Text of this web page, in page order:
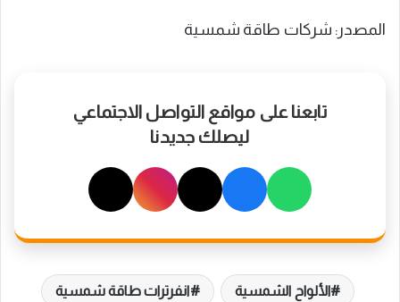
المصدر: شركات طاقة شمسية
تابعنا على مواقع التواصل الاجتماعي
ليصلك جديدنا
الألواح الشمسية انفرترات طاقة شمسية